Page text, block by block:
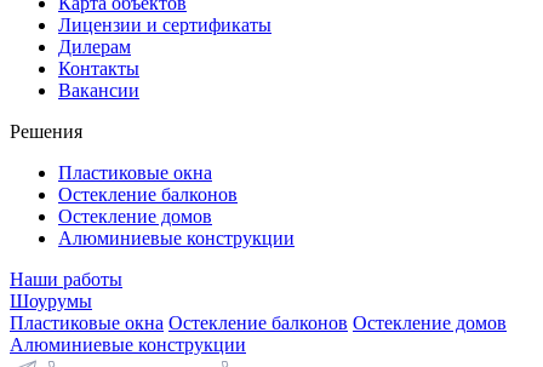
Лицензии и сертификаты
Дилерам
Контакты
Вакансии
Решения
Пластиковые окна
Остекление балконов
Остекление домов
Алюминиевые конструкции
Наши работы
Шоурумы
Пластиковые окна Остекление балконов Остекление домов
Алюминиевые конструкции